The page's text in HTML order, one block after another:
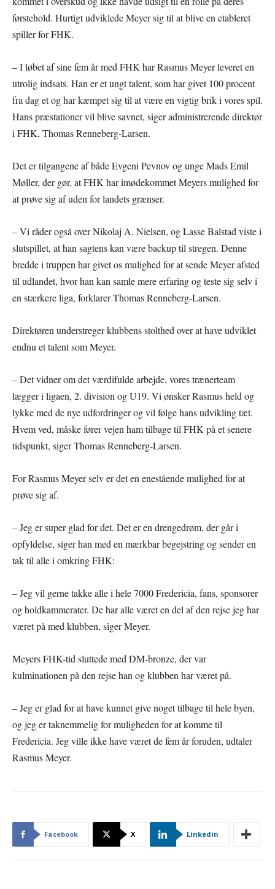
førstehold. Hurtigt udviklede Meyer sig til at blive en etableret
spiller for FHK.
– I løbet af sine fem år med FHK har Rasmus Meyer leveret en
utrolig indsats. Han er et ungt talent, som har givet 100 procent
fra dag et og har kæmpet sig til at være en vigtig brik i vores spil.
Hans præstationer vil blive savnet, siger administrerende direktør
i FHK, Thomas Renneberg-Larsen.
Det er tilgangene af både Evgeni Pevnov og unge Mads Emil
Møller, der gør, at FHK har imødekommet Meyers mulighed for
at prøve sig af uden for landets grænser.
– Vi råder også over Nikolaj A. Nielsen, og Lasse Balstad viste i
slutspillet, at han sagtens kan være backup til stregen. Denne
bredde i truppen har givet os mulighed for at sende Meyer afsted
til udlandet, hvor han kan samle mere erfaring og teste sig selv i
en stærkere liga, forklarer Thomas Renneberg-Larsen.
Direktøren understreger klubbens stolthed over at have udviklet
endnu et talent som Meyer.
– Det vidner om det værdifulde arbejde, vores trænerteam
lægger i ligaen, 2. division og U19. Vi ønsker Rasmus held og
lykke med de nye udfordringer og vil følge hans udvikling tæt.
Hvem ved, måske fører vejen ham tilbage til FHK på et senere
tidspunkt, siger Thomas Renneberg-Larsen.
For Rasmus Meyer selv er det en enestående mulighed for at
prøve sig af.
– Jeg er super glad for det. Det er en drengedrøm, der går i
opfyldelse, siger han med en mærkbar begejstring og sender en
tak til alle i omkring FHK:
– Jeg vil gerne takke alle i hele 7000 Fredericia, fans, sponsorer
og holdkammerater. De har alle været en del af den rejse jeg har
været på med klubben, siger Meyer.
Meyers FHK-tid sluttede med DM-bronze, der var
kulminationen på den rejse han og klubben har været på.
– Jeg er glad for at have kunnet give noget tilbage til hele byen,
og jeg er taknemmelig for muligheden for at komme til
Fredericia. Jeg ville ikke have været de fem år foruden, udtaler
Rasmus Meyer.
Facebook X Linkedin